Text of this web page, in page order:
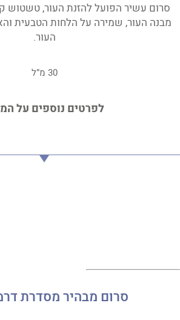
סרום עשיר הפועל להזנת העור, טשטוש
מבנה העור, שמירה על הלחות הטבעית
העור.
30 מ”ל
לפרטים נוספים על
סרום מבהיר מסדרת